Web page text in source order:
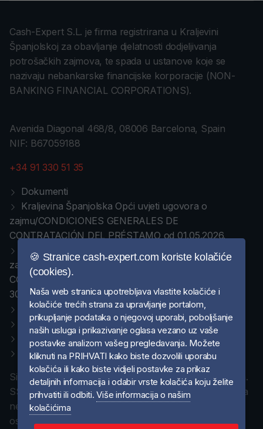
Cash-Expert S.L. je firma registrirana u Kraljevini
Španjolskoj za obavljanje djelatnosti dodjeljivanja
potrošačkih zajmova, te spada u ustanove koje se
nazivaju nebankarske financijske korporacije (NON-
BANKING FINANCIAL CORPORATIONS).
Avenida Diagonal 468/8, 08006 Barcelona, Spain
NIF: B67059188
+34 91 330 51 35
Dokumenti
Kraljevina Španjolska Opći uvjeti ugovora o
zajmu/CONDICIONES GENERALES DE
CONTRATACIÓN DEL PRÉSTAMO od 01.05.2026.
Kraljevina Španjolska Opći uvjeti ugovora o
zajmu/CONDICIONES GENERALES DE
CONTRATACIÓN DEL PRÉSTAMO od 01.07.2025 do
30.04.2026.
Política de privacidad / Politika privatnosti
Pravna obavijest/Aviso legal
Pravila o kolačićima
Politica de cookies
Sigurnost Vaših podataka zaštićena je SSL certifikatom.
SSL je metoda kriptiranja podataka, kojom se sprječava
neovlašteno presretanje i pristup neovlaštenim
osobama do povjerljivih podataka. SSL osigurava
🍪 Stranice cash-expert.com koriste kolačiće
(cookies).
Naša web stranica upotrebljava vlastite kolačiće i
kolačiće trećih strana za upravljanje portalom,
prikupljanje podataka o njegovoj uporabi, poboljšanje
naših usluga i prikazivanje oglasa vezano uz vaše
postavke analizom vašeg pregledavanja. Možete
kliknuti na PRIHVATI kako biste dozvolili uporabu
kolačića ili kako biste vidjeli postavke za prikaz
detaljnih informacija i odabir vrste kolačića koju želite
prihvatiti ili odbiti.Više informacija o našim
kolačićima